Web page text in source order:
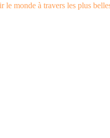
monde à travers les plus